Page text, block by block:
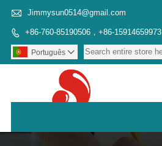
 Jimmysun0514@gmail.com
 +86-760-85190506，+86-15914659973
Português 